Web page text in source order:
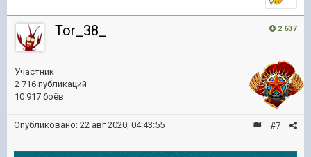
2 637
Tor_38_
Участник
2 716 публикаций
10 917 боёв
#7
Опубликовано: 22 авг 2020, 04:43:55